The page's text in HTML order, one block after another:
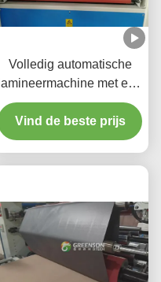
Volledig automatische
lamineermachine met een
productiesnelheid van 5-
17 m/min, PLC-besturing
en milieuvriendelijke
Vind de beste prijs